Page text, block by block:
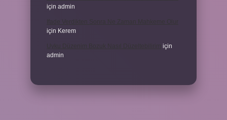
için admin
için Kerem
için
admin